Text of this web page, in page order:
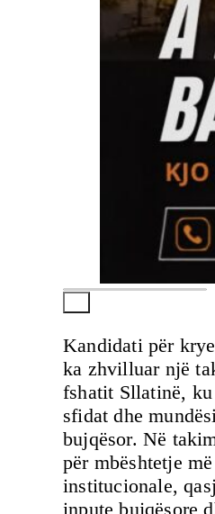
Kandidati për
ka zhvilluar një
fshatit Sllatinë,
sfidat dhe
bujqësor. Në
për mbështetje
institucionale,
inpute bujqësore